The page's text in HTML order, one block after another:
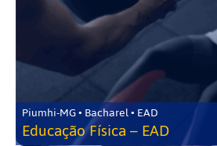
Piumhi-MG • Bacharel • EAD
Educação Física – EAD